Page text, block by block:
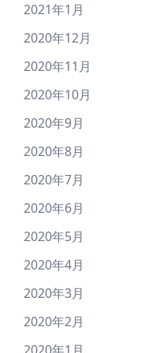
2021年1月
2020年12月
2020年11月
2020年10月
2020年9月
2020年8月
2020年7月
2020年6月
2020年5月
2020年4月
2020年3月
2020年2月